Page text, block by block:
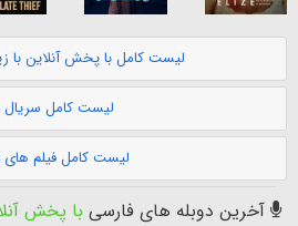
لیست کامل با پخش آنلاین با
لیست کامل سریال
لیست کامل فیلم های
آخرین دوبله های فارسی با پخش